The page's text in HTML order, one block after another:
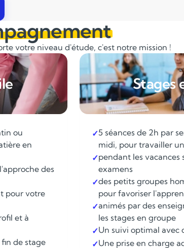
votre niveau d'étude, c'est notre mission !
ou
en
des
pour votre
et à
de stage
Stages
✓5 séances de 2h par
midi, pour travailler
✓pendant les vacances
examens
✓des petits groupes
pour favoriser
✓animés par des
les stages en groupe
✓Un suivi optimal avec
✓Une prise en charge